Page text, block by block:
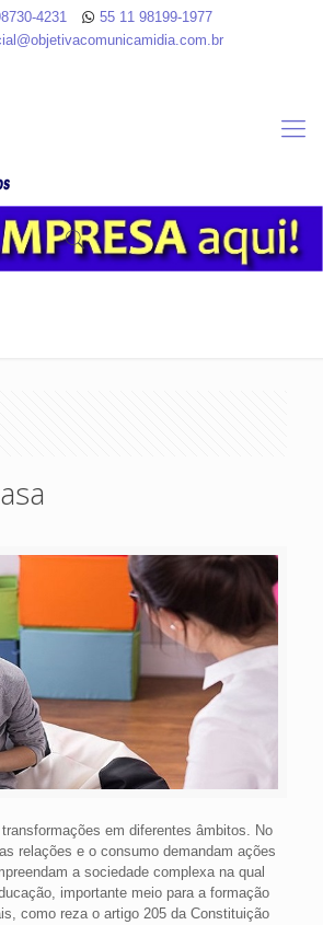
4231
55 11 98199-1977
em diferentes âmbitos. No
relações e o consumo demandam ações
a sociedade complexa na qual
importante meio para a formação
como reza o artigo 205 da Constituição